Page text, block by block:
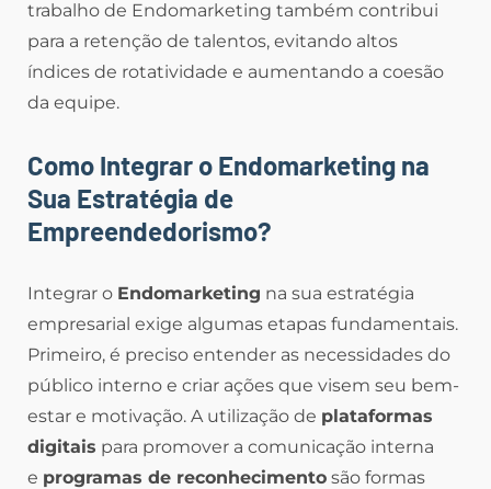
trabalho de Endomarketing também contribui
para a retenção de talentos, evitando altos
índices de rotatividade e aumentando a coesão
da equipe.
Como Integrar o Endomarketing na
Sua Estratégia de
Empreendedorismo?
Integrar o Endomarketing na sua estratégia
empresarial exige algumas etapas fundamentais.
Primeiro, é preciso entender as necessidades do
público interno e criar ações que visem seu bem-
estar e motivação. A utilização de plataformas
digitais para promover a comunicação interna
e programas de reconhecimento são formas